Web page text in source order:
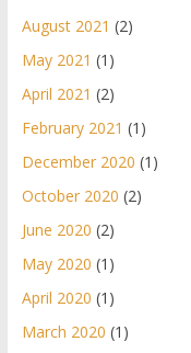
August 2021 (2)
May 2021 (1)
April 2021 (2)
February 2021 (1)
December 2020 (1)
October 2020 (2)
June 2020 (2)
May 2020 (1)
April 2020 (1)
March 2020 (1)